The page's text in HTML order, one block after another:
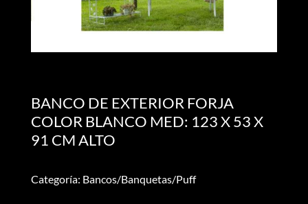
BANCO DE EXTERIOR FORJA
COLOR BLANCO MED: 123 X 53 X
91 CM ALTO
Categoría: Bancos/Banquetas/Puff